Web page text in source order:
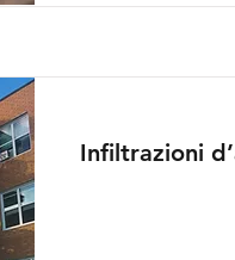
Infiltrazioni